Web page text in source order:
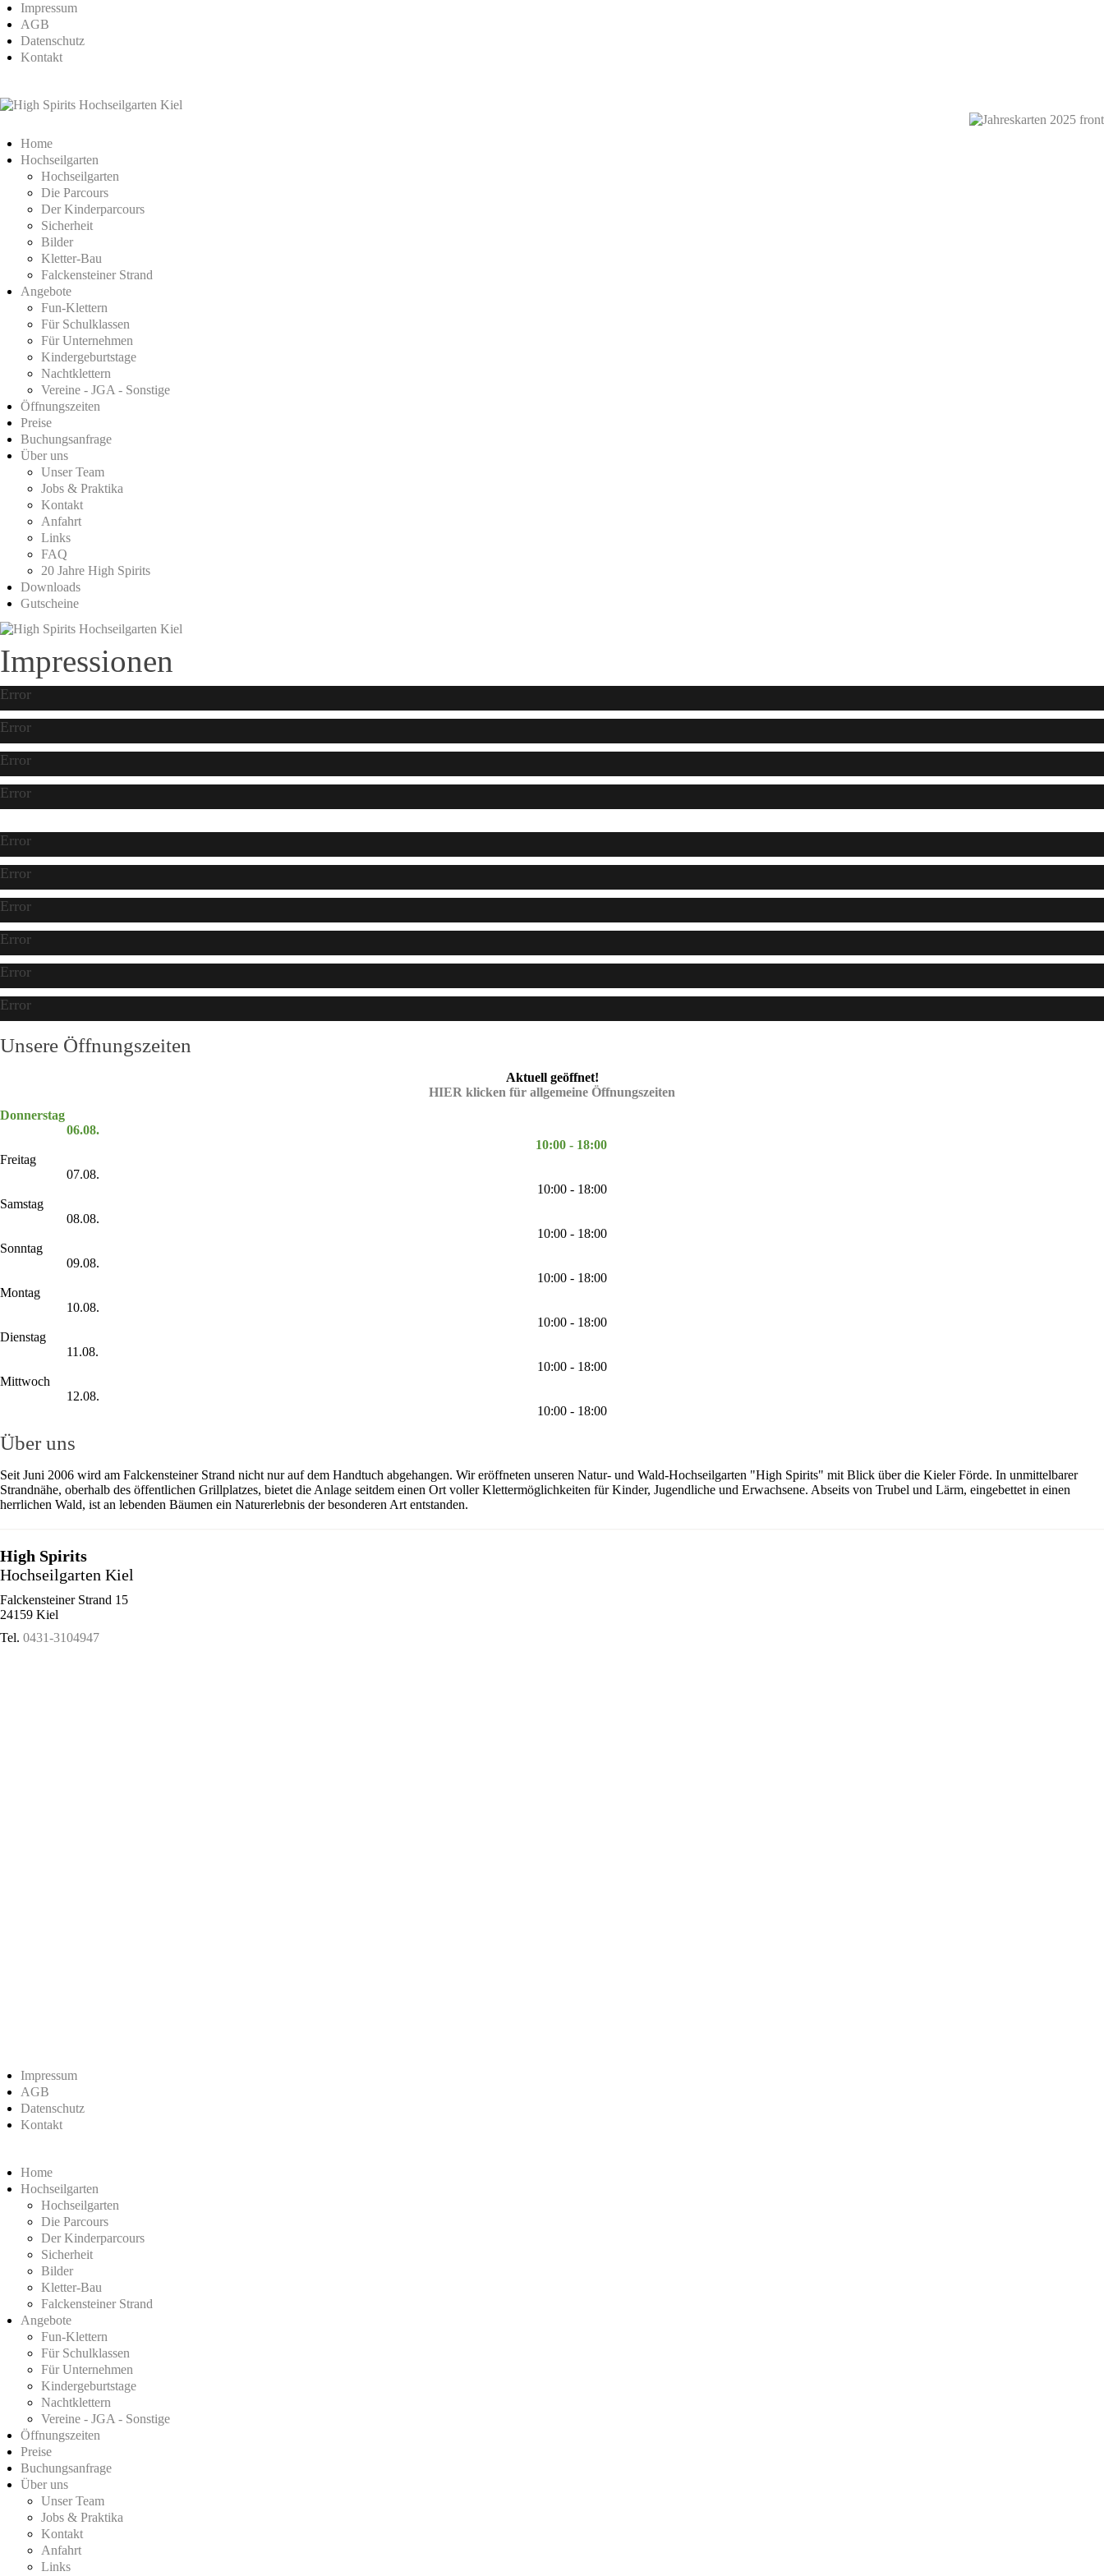
Impressum
AGB
Datenschutz
Kontakt
Home
Hochseilgarten
Hochseilgarten
Die Parcours
Der Kinderparcours
Sicherheit
Bilder
Kletter-Bau
Falckensteiner Strand
Angebote
Fun-Klettern
Für Schulklassen
Für Unternehmen
Kindergeburtstage
Nachtklettern
Vereine - JGA - Sonstige
Öffnungszeiten
Preise
Buchungsanfrage
Über uns
Unser Team
Jobs & Praktika
Kontakt
Anfahrt
Links
FAQ
20 Jahre High Spirits
Downloads
Gutscheine
Impressionen
Error
Error
Error
Error
Error
Error
Error
Error
Error
Error
Unsere Öffnungszeiten
Aktuell geöffnet!
HIER klicken für allgemeine Öffnungszeiten
Donnerstag
06.08.
10:00 - 18:00
Freitag
07.08.
10:00 - 18:00
Samstag
08.08.
10:00 - 18:00
Sonntag
09.08.
10:00 - 18:00
Montag
10.08.
10:00 - 18:00
Dienstag
11.08.
10:00 - 18:00
Mittwoch
12.08.
10:00 - 18:00
Über uns
Seit Juni 2006 wird am Falckensteiner Strand nicht nur auf dem Handtuch abgehangen. Wir eröffneten unseren Natur- und Wald-Hochseilgarten "High Spirits" mit Blick über die Kieler Förde. In unmittelbarer
Strandnähe, oberhalb des öffentlichen Grillplatzes, bietet die Anlage seitdem einen Ort voller Klettermöglichkeiten für Kinder, Jugendliche und Erwachsene. Abseits von Trubel und Lärm, eingebettet in einen
herrlichen Wald, ist an lebenden Bäumen ein Naturerlebnis der besonderen Art entstanden.
High Spirits
Hochseilgarten Kiel
Falckensteiner Strand 15
24159 Kiel
Tel. 0431-3104947
Impressum
AGB
Datenschutz
Kontakt
Home
Hochseilgarten
Hochseilgarten
Die Parcours
Der Kinderparcours
Sicherheit
Bilder
Kletter-Bau
Falckensteiner Strand
Angebote
Fun-Klettern
Für Schulklassen
Für Unternehmen
Kindergeburtstage
Nachtklettern
Vereine - JGA - Sonstige
Öffnungszeiten
Preise
Buchungsanfrage
Über uns
Unser Team
Jobs & Praktika
Kontakt
Anfahrt
Links